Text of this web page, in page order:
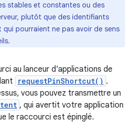
stables et constantes ou des
plutôt que des identifiants
qui pourraient ne pas avoir de sens
au lanceur d'applications de
requestPinShortcut() .
vous pouvez transmettre un
, qui avertit votre application
le raccourci est épinglé.